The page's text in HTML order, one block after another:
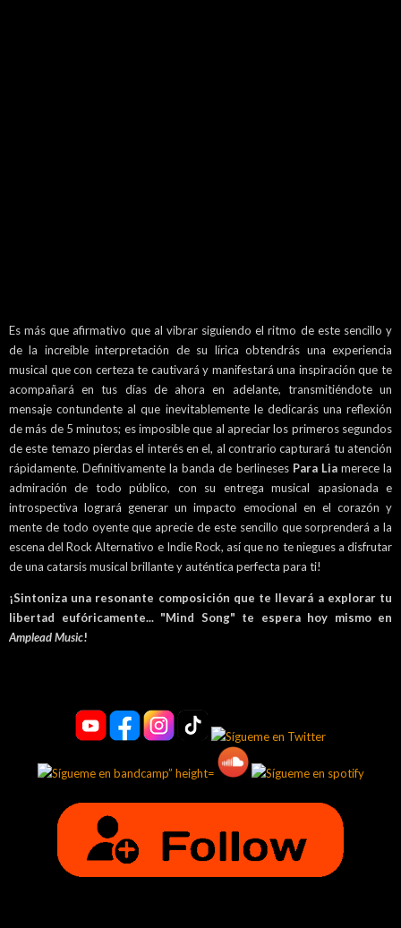
Es más que afirmativo que al vibrar siguiendo el ritmo de este sencillo y
de la increíble interpretación de su lírica obtendrás una experiencia
musical que con certeza te cautivará y manifestará una inspiración que te
acompañará en tus días de ahora en adelante, transmitiéndote un
mensaje contundente al que inevitablemente le dedicarás una reflexión
de más de 5 minutos; es imposible que al apreciar los primeros segundos
de este temazo pierdas el interés en el, al contrario capturará tu atención
rápidamente. Definitivamente la banda de berlineses Para Liamerece la
admiración de todo público, con su entrega musical apasionada e
introspectiva logrará generar un impacto emocional en el corazón y
mente de todo oyente que aprecie de este sencillo que sorprenderá a la
escena del Rock Alternativo e Indie Rock, así que no te niegues a disfrutar
de una catarsis musical brillante y auténtica perfecta para ti!
¡Sintoniza una resonante composición que te llevará a explorar tu
libertad eufóricamente... "Mind Song" te espera hoy mismo en
Amplead Music!